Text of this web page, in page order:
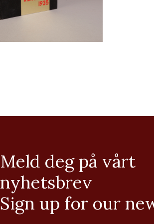
Meld deg på vårt
nyhetsbrev
Sign up for our